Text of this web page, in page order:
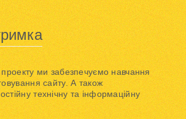
проекту ми забезпечуємо навчання
сайту. А також
технічну та інформаційну